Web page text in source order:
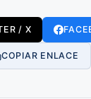
/ X
COPIAR ENLACE